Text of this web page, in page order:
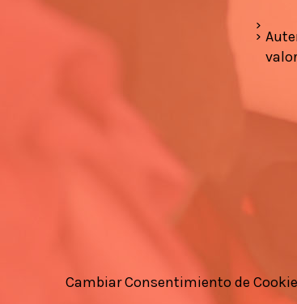
Cambiar Consentimiento de